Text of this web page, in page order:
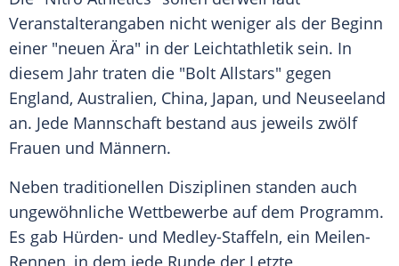
Veranstalterangaben nicht weniger als der Beginn
einer "neuen Ära" in der Leichtathletik sein. In
diesem Jahr traten die "Bolt Allstars" gegen
England, Australien, China, Japan, und Neuseeland
an. Jede Mannschaft bestand aus jeweils zwölf
Frauen und Männern.
Neben traditionellen Disziplinen standen auch
ungewöhnliche Wettbewerbe auf dem Programm.
Es gab Hürden- und Medley-Staffeln, ein Meilen-